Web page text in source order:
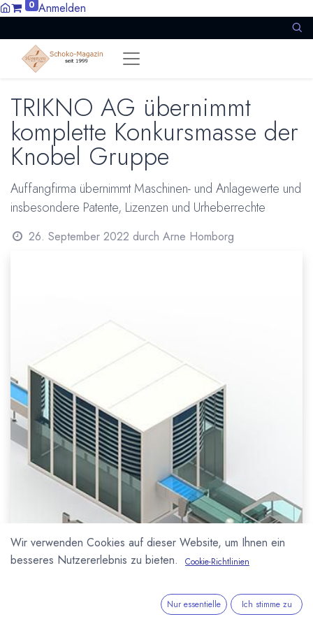
0 Anmelden
TRIKNO AG übernimmt
komplette Konkursmasse der
Knobel Gruppe
Auffangfirma übernimmt Maschinen- und Anlagewerte und
insbesondere Patente, Lizenzen und Urheberrechte
26. September 2022 durch Arne Homborg
Wir verwenden Cookies auf dieser Website, um Ihnen ein
besseres Nutzererlebnis zu bieten.
Cookie-Richtlinien
Nur essentielle Ich stimme zu